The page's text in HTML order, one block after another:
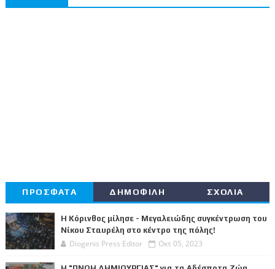
ΠΡΟΣΦΑΤΑ ΔΗΜΟΦΙΛΗ ΣΧΟΛΙΑ
Η Κόρινθος μίλησε - Μεγαλειώδης συγκέντρωση του
Νίκου Σταυρέλη στο κέντρο της πόλης!
Diogenis Press Editor Οκτ 05, 2023